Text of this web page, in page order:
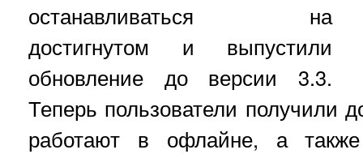
останавливаться на
достигнутом и выпустили
обновление до версии 3.3.
Теперь пользователи получили
работают в офлайне, а